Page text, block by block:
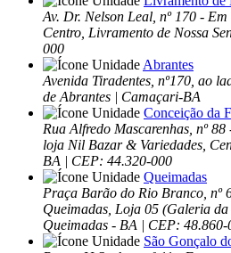
Av. Dr. Nelson Leal, nº 170 - Em
Centro, Livramento de Nossa
000
Abrantes
Avenida Tiradentes, nº170, ao
de Abrantes | Camaçari-BA
Conceição da
Rua Alfredo Mascarenhas, nº
loja Nil Bazar & Variedades,
BA | CEP: 44.320-000
Queimadas
Praça Barão do Rio Branco, nº
Queimadas, Loja 05 (Galeria
Queimadas - BA | CEP: 48.860-
São Gonçalo